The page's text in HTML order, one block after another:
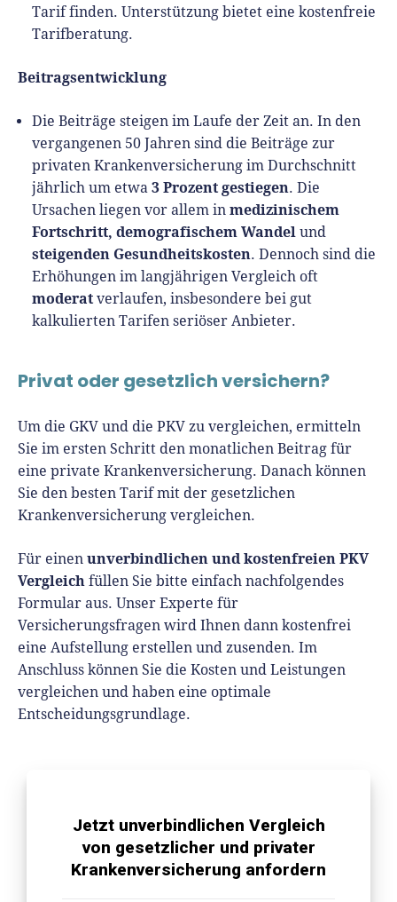
Tarif finden. Unterstützung bietet eine kostenfreie
Tarifberatung.
Beitragsentwicklung
Die Beiträge steigen im Laufe der Zeit an. In den
vergangenen 50 Jahren sind die Beiträge zur
privaten Krankenversicherung im Durchschnitt
jährlich um etwa 3 Prozent gestiegen. Die
Ursachen liegen vor allem in medizinischem
Fortschritt, demografischem Wandel und
steigenden Gesundheitskosten. Dennoch sind die
Erhöhungen im langjährigen Vergleich oft
moderat verlaufen, insbesondere bei gut
kalkulierten Tarifen seriöser Anbieter.
Privat oder gesetzlich versichern?
Um die GKV und die PKV zu vergleichen, ermitteln
Sie im ersten Schritt den monatlichen Beitrag für
eine private Krankenversicherung. Danach können
Sie den besten Tarif mit der gesetzlichen
Krankenversicherung vergleichen.
Für einen unverbindlichen und kostenfreien PKV
Vergleich füllen Sie bitte einfach nachfolgendes
Formular aus. Unser Experte für
Versicherungsfragen wird Ihnen dann kostenfrei
eine Aufstellung erstellen und zusenden. Im
Anschluss können Sie die Kosten und Leistungen
vergleichen und haben eine optimale
Entscheidungsgrundlage.